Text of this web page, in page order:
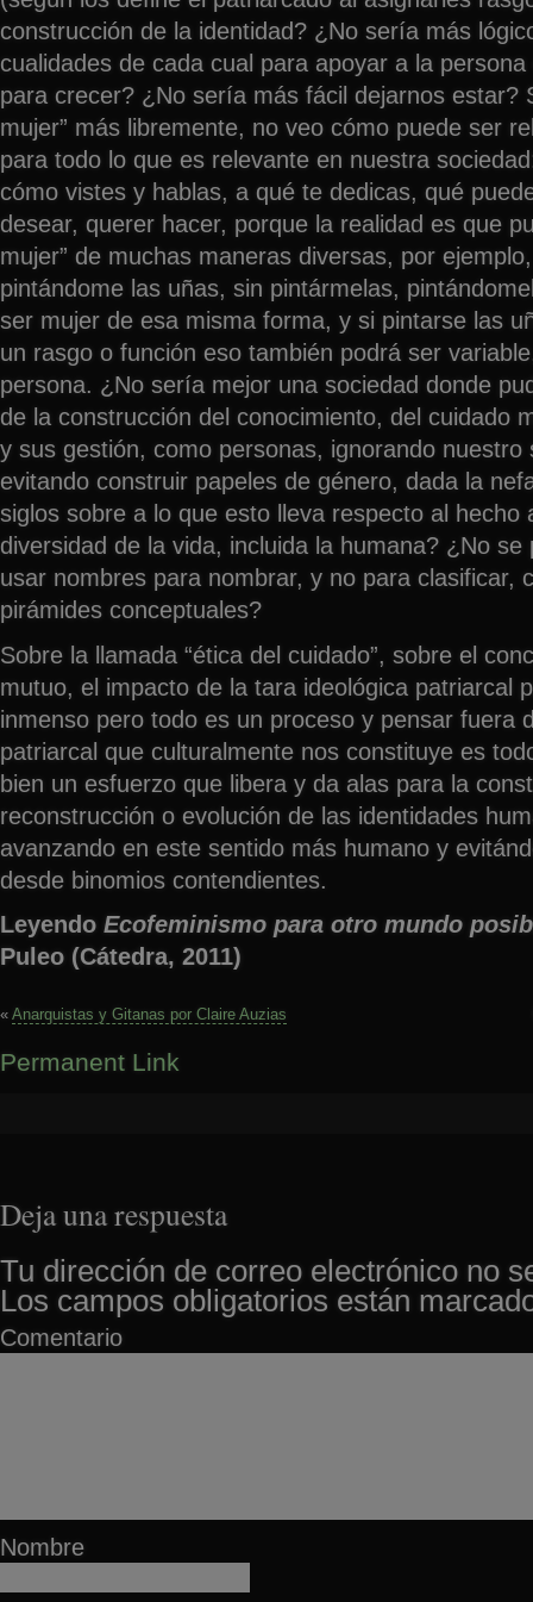
construcción de la identidad? ¿No sería más
cualidades de cada cual para apoyar a la
para crecer? ¿No sería más fácil dejarnos estar?
mujer” más libremente, no veo cómo puede ser
para todo lo que es relevante en nuestra
cómo vistes y hablas, a qué te dedicas, qué
desear, querer hacer, porque la realidad es que
mujer” de muchas maneras diversas, por
pintándome las uñas, sin pintármelas,
ser mujer de esa misma forma, y si pintarse las
un rasgo o función eso también podrá ser
persona. ¿No sería mejor una sociedad donde
de la construcción del conocimiento, del cuidado
y sus gestión, como personas, ignorando nuestro
evitando construir papeles de género, dada la
siglos sobre a lo que esto lleva respecto al hecho
diversidad de la vida, incluida la humana? ¿No
usar nombres para nombrar, y no para clasificar,
pirámides conceptuales?
Sobre la llamada “ética del cuidado”, sobre el
mutuo, el impacto de la tara ideológica patriarcal
inmenso pero todo es un proceso y pensar fuera
patriarcal que culturalmente nos constituye es
bien un esfuerzo que libera y da alas para la
reconstrucción o evolución de las identidades
avanzando en este sentido más humano y
desde binomios contendientes.
Leyendo Ecofeminismo para otro mundo
Puleo (Cátedra, 2011)
« Anarquistas y Gitanas por Claire Auzias
Permanent Link
Deja una respuesta
Tu dirección de correo electrónico no
Los campos obligatorios están
Comentario
Nombre